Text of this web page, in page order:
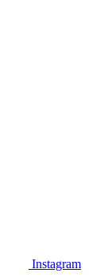
Instagram